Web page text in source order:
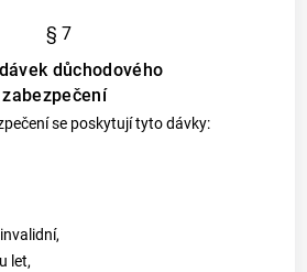
§ 7
důchodového
zabezpečení
se poskytují tyto dávky:
let,